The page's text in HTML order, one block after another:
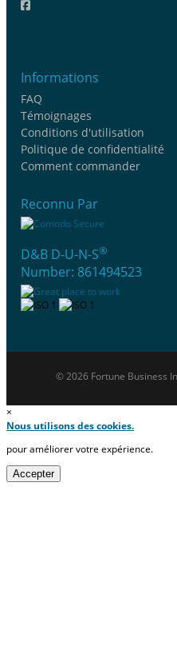
Informations
FAQ
Témoignages
Conditions d'utilisation
Politique de confidentialité
Comment commander
Reconnu Par
D&B D-U-N-S®
Number: 861494523
© 2026 Fortune Business
×
Nous utilisons des cookies.
pour améliorer votre expérience.
Accepter